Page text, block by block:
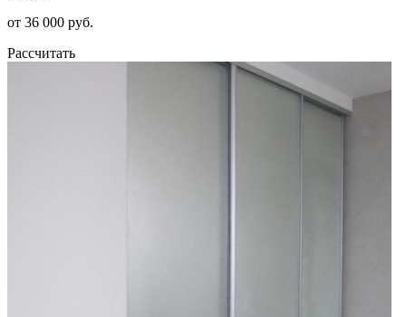
от 36 000 руб.
Рассчитать